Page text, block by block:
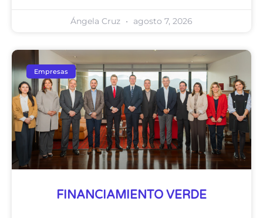
Ángela Cruz agosto 7, 2026
Empresas
FINANCIAMIENTO VERDE